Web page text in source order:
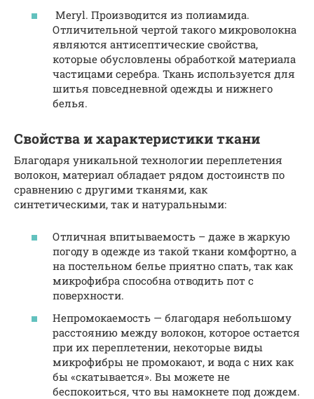
Meryl. Производится из полиамида.
Отличительной чертой такого микроволокна
являются антисептические свойства,
которые обусловлены обработкой материала
частицами серебра. Ткань используется для
шитья повседневной одежды и нижнего
белья.
Свойства и характеристики ткани
Благодаря уникальной технологии переплетения
волокон, материал обладает рядом достоинств по
сравнению с другими тканями, как
синтетическими, так и натуральными:
Отличная впитываемость – даже в жаркую
погоду в одежде из такой ткани комфортно, а
на постельном белье приятно спать, так как
микрофибра способна отводить пот с
поверхности.
Непромокаемость — благодаря небольшому
расстоянию между волокон, которое остается
при их переплетении, некоторые виды
микрофибры не промокают, и вода с них как
бы «скатывается». Вы можете не
беспокоиться, что вы намокнете под дождем.